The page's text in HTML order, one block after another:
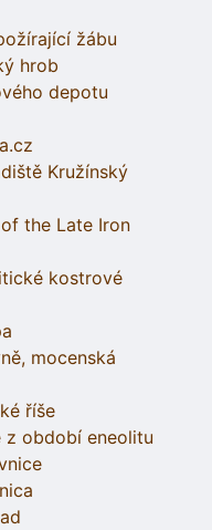
žábu
hrob
depotu
Kružínský
the Late Iron
kostrové
mocenská
říše
z období eneolitu